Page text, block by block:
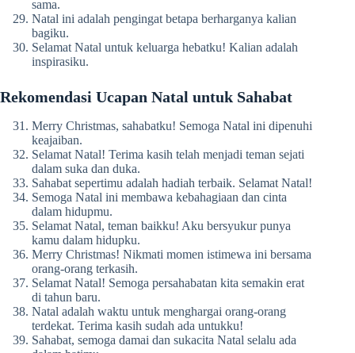
sama.
Natal ini adalah pengingat betapa berharganya kalian
bagiku.
Selamat Natal untuk keluarga hebatku! Kalian adalah
inspirasiku.
Rekomendasi Ucapan Natal untuk Sahabat
Merry Christmas, sahabatku! Semoga Natal ini dipenuhi
keajaiban.
Selamat Natal! Terima kasih telah menjadi teman sejati
dalam suka dan duka.
Sahabat sepertimu adalah hadiah terbaik. Selamat Natal!
Semoga Natal ini membawa kebahagiaan dan cinta
dalam hidupmu.
Selamat Natal, teman baikku! Aku bersyukur punya
kamu dalam hidupku.
Merry Christmas! Nikmati momen istimewa ini bersama
orang-orang terkasih.
Selamat Natal! Semoga persahabatan kita semakin erat
di tahun baru.
Natal adalah waktu untuk menghargai orang-orang
terdekat. Terima kasih sudah ada untukku!
Sahabat, semoga damai dan sukacita Natal selalu ada